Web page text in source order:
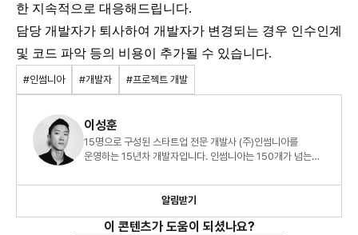
한 지속적으로 대응해드립니다.
담당 개발자가 퇴사하여 개발자가 변경되는 경우 인수인계
및 코드 파악 등의 비용이 추가될 수 있습니다.
#인썸니아 #개발자 #프로젝트 개발
이성훈
15명으로 구성된 스타트업 전문 개발사 (주)인썸니아를
운영하는 15년차 개발자입니다. 인썸니아는 150개가 넘는
있습니다.
알림받기
이 콘텐츠가 도움이 되셨나요?